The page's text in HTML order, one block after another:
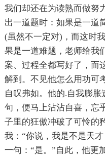
我们却还在为读熟而做努
出一道题时：如果是一道
(虽然不一定对)，而这时
果是一道难题，老师给我
案、过程全都写好了，而
解到。不见他怎么用功可
自叹弗如。他的.自我膨
句，便马上沾沾自喜，忘
子里的狂傲冲破了可怜的
我：“你说，我是不是天
一句：“是。”自此，他更